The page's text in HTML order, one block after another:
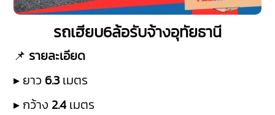
รถเฮียบ6ล้อรับจ้างอุทัยธานี
📌 รายละเอียด
▸ ยาว 6.3 เมตร
▸ กว้าง 2.4 เมตร